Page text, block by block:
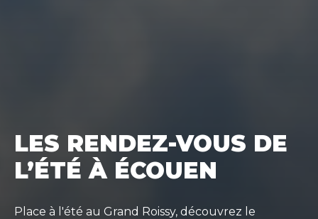
LES RENDEZ-VOUS DE
L’ÉTÉ À ÉCOUEN
Place à l'été au Grand Roissy, découvrez le